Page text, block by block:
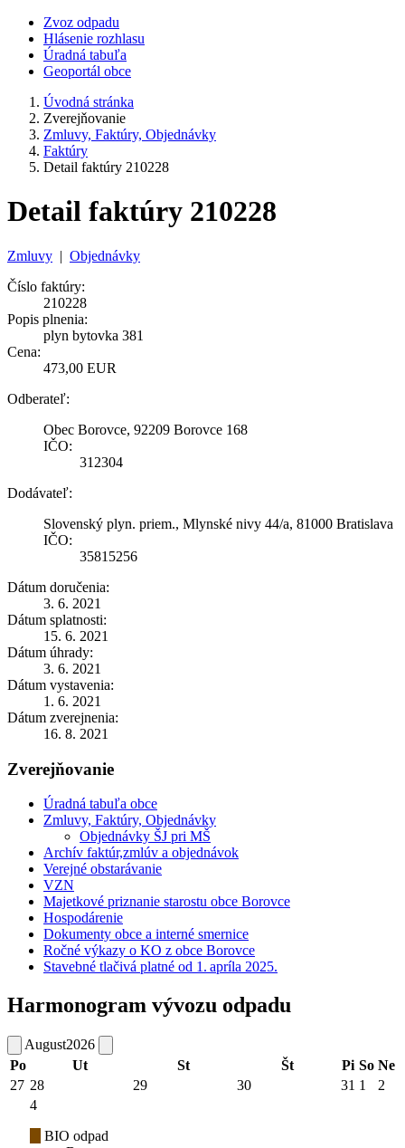
Zvoz odpadu
Hlásenie rozhlasu
Úradná tabuľa
Geoportál obce
Úvodná stránka
Zverejňovanie
Zmluvy, Faktúry, Objednávky
Faktúry
Detail faktúry 210228
Detail faktúry 210228
Zmluvy | Objednávky
Číslo faktúry:
210228
Popis plnenia:
plyn bytovka 381
Cena:
473,00 EUR
Odberateľ:
Obec Borovce, 92209 Borovce 168
IČO:
312304
Dodávateľ:
Slovenský plyn. priem., Mlynské nivy 44/a, 81000 Bratislava
IČO:
35815256
Dátum doručenia:
3. 6. 2021
Dátum splatnosti:
15. 6. 2021
Dátum úhrady:
3. 6. 2021
Dátum vystavenia:
1. 6. 2021
Dátum zverejnenia:
16. 8. 2021
Zverejňovanie
Úradná tabuľa obce
Zmluvy, Faktúry, Objednávky
Objednávky ŠJ pri MŠ
Archív faktúr,zmlúv a objednávok
Verejné obstarávanie
VZN
Majetkové priznanie starostu obce Borovce
Hospodárenie
Dokumenty obce a interné smernice
Ročné výkazy o KO z obce Borovce
Stavebné tlačivá platné od 1. apríla 2025.
Harmonogram vývozu odpadu
August2026
Po
Ut St Št Pi So Ne
27 28 29 30 31 1
2
4
BIO odpad